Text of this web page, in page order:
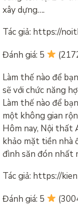
xây dựng….
Tác giả: https://
Đánh giá: 5
Làm thế nào để
sẽ với chức năng
Làm thế nào để
một không gian
Hôm nay, Nội thất
khảo mặt tiền nhà
đình săn đón nhất
Tác giả: https://
Đánh giá: 5